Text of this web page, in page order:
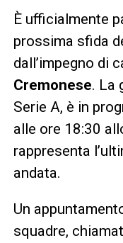
È ufficialmente
prossima sfida
dall’impegno di
Cremonese. La
Serie A, è in
alle ore 18:30
rappresenta
andata.
Un
squadre,